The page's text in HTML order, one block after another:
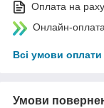
Оплата на
Онлайн-
Всі умови оплати
Умови